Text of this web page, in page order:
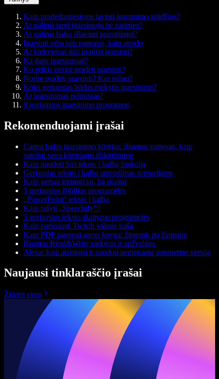
Kaip pradedantiesiems lavinti įgarsinimo įgūdžius?
Ar galima tapti įgarsintoju be patirties?
Ar galima balsą išlavinti įgarsinimui?
Įgarsinti nėra taip paprasta, kaip atrodo
Ar kiekvienas gali pradėti įgarsinti?
Ką daro įgarsintojai?
Ko reikia norint pradėti įgarsinti?
Norite pradėti įgarsinti? Kas toliau?
Koks geriausias būdas mokytis įgarsinimo?
Ar įgarsinimas pelningas?
8 geriausios įgarsinimo programos
Rekomenduojami įrašai
Canva balso įgarsinimo kūrėjas: išsamus vadovas, kaip
suteikti savo kūriniams išskirtinumo
Kaip naudoti Siri teksto į kalbą funkciją
Geriausias teksto į kalbą sprendimas scenarijams
Kaip geriau įsiminti tai, ką skaitai
5 geriausios Biblijos programėlės
„PowerPoint“ teksto į kalbą
Kaip rašyti „Speechify“?
5 geriausios teksto skaitymo programėlės
Kaip parsisiųsti Twitch vaizdo įrašą
Kaip PDF paversti garso knyga: žingsnis po žingsnio
Išsamus Read&Write vadovas ir apžvalgos
Alexa: kaip atsisiųsti ir naudoti nemokamą internetinę versiją
Naujausi tinklaraščio įrašai
Žiūrėti visus